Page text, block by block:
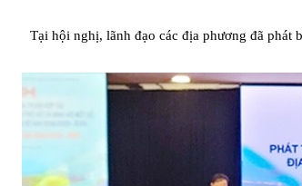
Tại hội nghị, lãnh đạo các địa phương đã phát